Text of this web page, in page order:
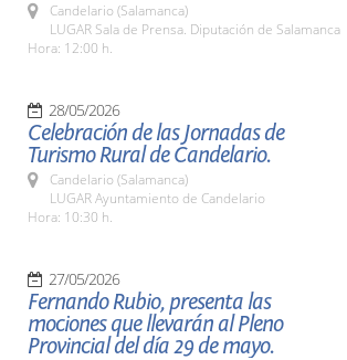
Candelario (Salamanca)
LUGAR Sala de Prensa. Diputación de Salamanca
Hora: 12:00 h.
28/05/2026
Celebración de las Jornadas de
Turismo Rural de Candelario.
Candelario (Salamanca)
LUGAR Ayuntamiento de Candelario
Hora: 10:30 h.
27/05/2026
Fernando Rubio, presenta las
mociones que llevarán al Pleno
Provincial del día 29 de mayo.